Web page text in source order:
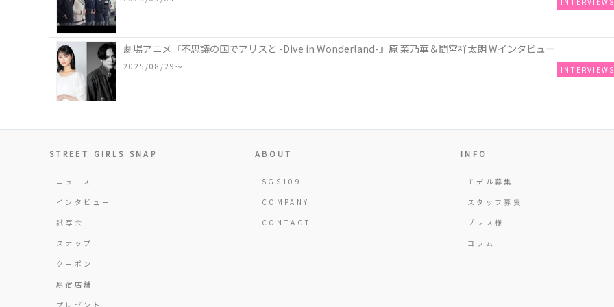
劇場アニメ『不思議の国でアリスと -Dive in Wonderland-』原 菜乃華＆間宮祥太朗 Wインタビュー
2025/08/29〜 INTERVIEWS
STREET GIRLS SNAP
ニュース
インタビュー
試写会
スナップ
クーポン
原宿店舗
プレゼント
ABOUT
SGS109
COMPANY
CONTACT
INFO
モデル募集
スタッフ募集
プレス様
コラム